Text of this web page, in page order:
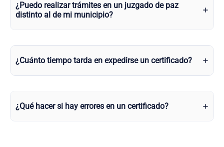
¿Puedo realizar trámites en un juzgado de paz
distinto al de mi municipio?
¿Cuánto tiempo tarda en expedirse un certificado?
¿Qué hacer si hay errores en un certificado?